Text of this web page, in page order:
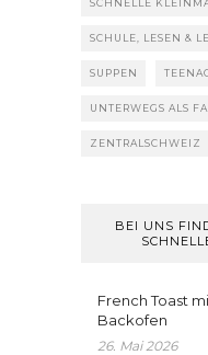
SCHNELLE
SCHULE, LESEN &
SUPPEN
UNTERWEGS ALS
ZENTRALSCHWEIZ
BEI UNS
French Toast
Backofen
26. Mai 2026